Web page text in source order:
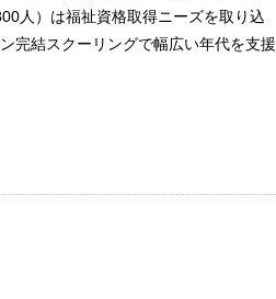
人）は福祉資格取得ニーズを取り込
完結スクーリングで幅広い年代を支援